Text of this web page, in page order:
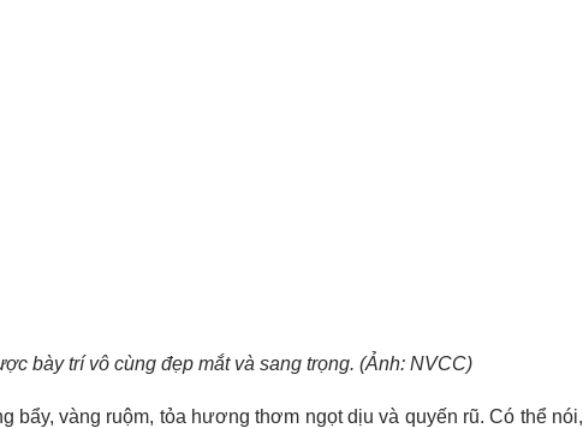
bày trí vô cùng đẹp mắt và sang trọng. (Ảnh: NVCC)
bẩy, vàng ruộm, tỏa hương thơm ngọt dịu và quyến rũ. Có thể nói,